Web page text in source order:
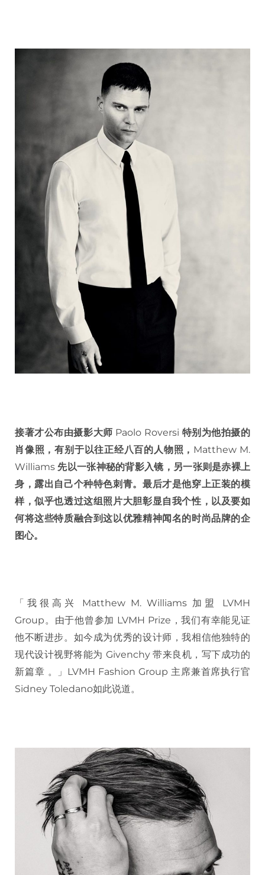
接著才公布由摄影大师 Paolo Roversi 特别为他拍摄的
肖像照，有别于以往正经八百的人物照， Matthew M.
Williams 先以一张神秘的背影入镜，另一张则是赤裸上
身，露出自己个种特色刺青。最后才是他穿上正装的模
样，似乎也透过这组照片大胆彰显自我个性，以及要如
何将这些特质融合到这以优雅精神闻名的时尚品牌的企
图心。
「我很高兴 Matthew M. Williams 加盟 LVMH
Group。由于他曾参加 LVMH Prize，我们有幸能见证
他不断进步。如今成为优秀的设计师，我相信他独特的
现代设计视野将能为 Givenchy 带来良机，写下成功的
新篇章 。」LVMH Fashion Group 主席兼首席执行官
Sidney Toledano如此说道。